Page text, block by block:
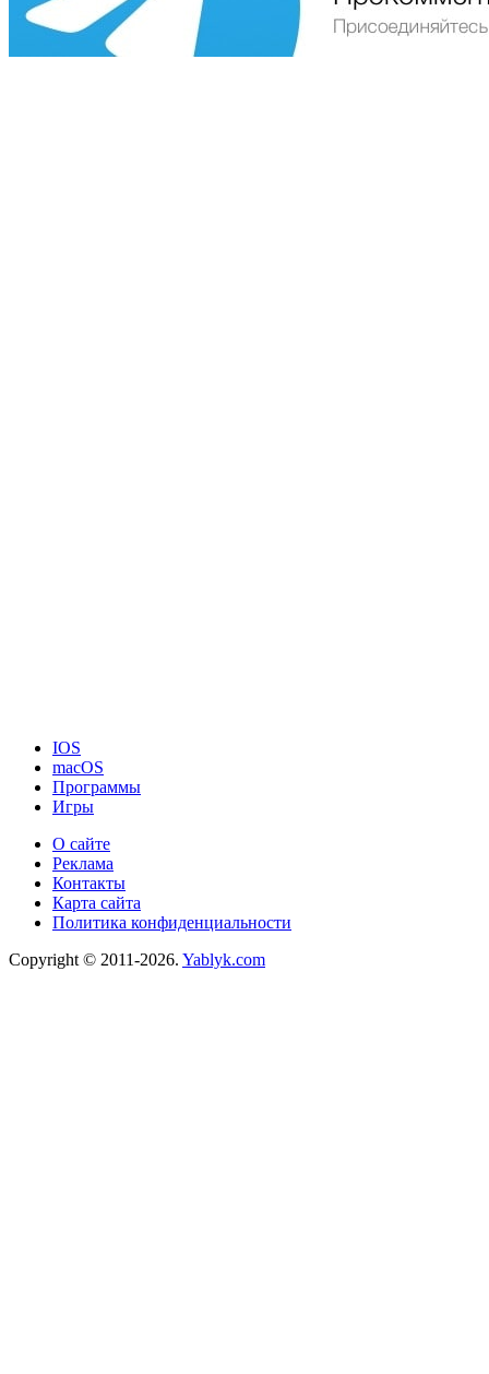
IOS
macOS
Программы
Игры
О сайте
Реклама
Контакты
Карта сайта
Политика конфиденциальности
Copyright © 2011-2026. Yablyk.сom